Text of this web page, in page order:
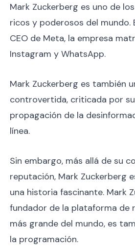
Mark Zuckerberg es uno de
ricos y poderosos del mundo.
CEO de Meta, la empresa
Instagram y WhatsApp.
Mark Zuckerberg es también
controvertida, criticada por
propagación de la
línea.
Sin embargo, más allá de su
reputación, Mark Zuckerberg
una historia fascinante. Mark
fundador de la plataforma de
más grande del mundo, es
la programación.